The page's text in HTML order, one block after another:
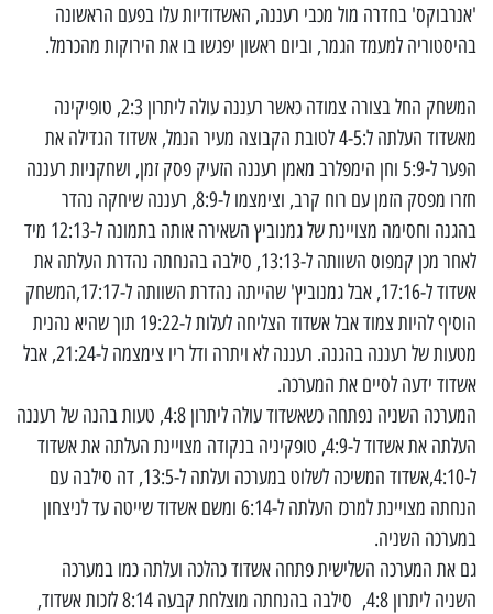
'אנרבוקס' בחדרה מול מכבי רעננה, האשדודיות עלו בפעם הראשונה
בהיסטוריה למעמד הגמר, וביום ראשון יפגשו בו את הירוקות מהכרמל.
המשחק החל בצורה צמודה כאשר רעננה עולה ליתרון 2:3, טופיקינה
מאשדוד העלתה ל:4-5 לטובת הקבוצה מעיר הנמל, אשדוד הגדילה את
הפער ל-5:9 וחן הימפלרב מאמן רעננה הזעיק פסק זמן, ושחקניות רעננה
חזרו מפסק הזמן עם רוח קרב, וצימצמו ל-8:9, רעננה שיחקה נהדר
בהגנה וחסימה מצויינת של גמנוביץ השאירה אותה בתמונה ל-12:13 מיד
לאחר מכן קמפוס השוותה ל-13:13, סילבה בהנחתה נהדרת העלתה את
אשדוד ל-17:16, אבל גמנוביץ' שהייתה נהדרת השוותה ל-17:17,המשחק
הוסיף להיות צמוד אבל אשדוד הצליחה לעלות ל-19:22 תוך שהיא נהנית
מטעות של רעננה בהגנה. רעננה לא ויתרה ודל ריו צימצמה ל-21:24, אבל
אשדוד ידעה לסיים את המערכה.
המערכה השניה נפתחה כשאשדוד עולה ליתרון 4:8, טעות בהנה של רעננה
העלתה את אשדוד ל-4:9, טופקיניה בנקודה מצויינת העלתה את אשדוד
ל-4:10,אשדוד המשיכה לשלוט במערכה ועלתה ל-13:5, דה סילבה עם
הנחתה מצויינת למרכז העלתה ל-6:14 ומשם אשדוד שייטה עד לניצחון
במערכה השניה.
גם את המערכה השלישית פתחה אשדוד כהלכה ועלתה כמו במערכה
השניה ליתרון 4:8, סילבה בהנחתה מוצלחת קבעה 8:14 לזכות אשדוד,